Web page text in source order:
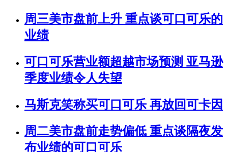
周三美市盘前上升 重点谈可口可乐的
业绩
可口可乐营业额超越市场预测 亚马逊
季度业绩令人失望
马斯克笑称买可口可乐 再放回可卡因
周二美市盘前走势偏低 重点谈隔夜发
布业绩的可口可乐